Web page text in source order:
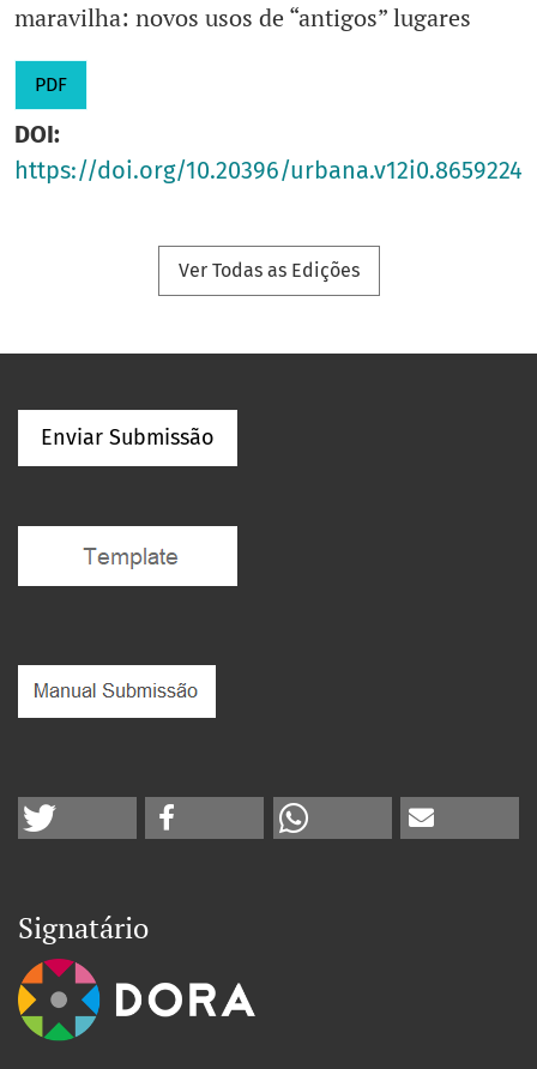
maravilha: novos usos de “antigos” lugares
PDF
DOI:
https://doi.org/10.20396/urbana.v12i0.8659224
Ver Todas as Edições
Enviar Submissão
Signatário